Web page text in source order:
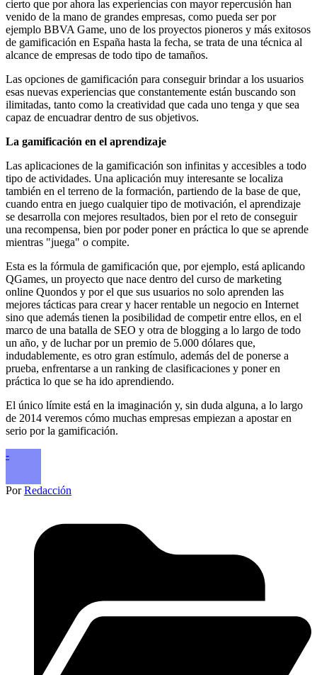
cierto que por ahora las experiencias con mayor repercusión han
venido de la mano de grandes empresas, como pueda ser por
ejemplo BBVA Game, uno de los proyectos pioneros y más exitosos
de gamificación en España hasta la fecha, se trata de una técnica al
alcance de empresas de todo tipo de tamaños.
Las opciones de gamificación para conseguir brindar a los usuarios
esas nuevas experiencias que constantemente están buscando son
ilimitadas, tanto como la creatividad que cada uno tenga y que sea
capaz de encuadrar dentro de sus objetivos.
La gamificación en el aprendizaje
Las aplicaciones de la gamificación son infinitas y accesibles a todo
tipo de actividades. Una aplicación muy interesante se localiza
también en el terreno de la formación, partiendo de la base de que,
cuando entra en juego cualquier tipo de motivación, el aprendizaje
se desarrolla con mejores resultados, bien por el reto de conseguir
una recompensa, bien por poder poner en práctica lo que se aprende
mientras "juega" o compite.
Esta es la fórmula de gamificación que, por ejemplo, está aplicando
QGames, un proyecto que nace dentro del curso de marketing
online Quondos y por el que sus usuarios no solo aprenden las
mejores tácticas para crear y hacer rentable un negocio en Internet
sino que además tienen la posibilidad de competir entre ellos, en el
marco de una batalla de SEO y otra de blogging a lo largo de todo
un año, y de luchar por un premio de 5.000 dólares que,
indudablemente, es otro gran estímulo, además del de ponerse a
prueba, enfrentarse a un ranking de clasificaciones y poner en
práctica lo que se ha ido aprendiendo.
El único límite está en la imaginación y, sin duda alguna, a lo largo
de 2014 veremos cómo muchas empresas empiezan a apostar en
serio por la gamificación.
-
PorRedacción